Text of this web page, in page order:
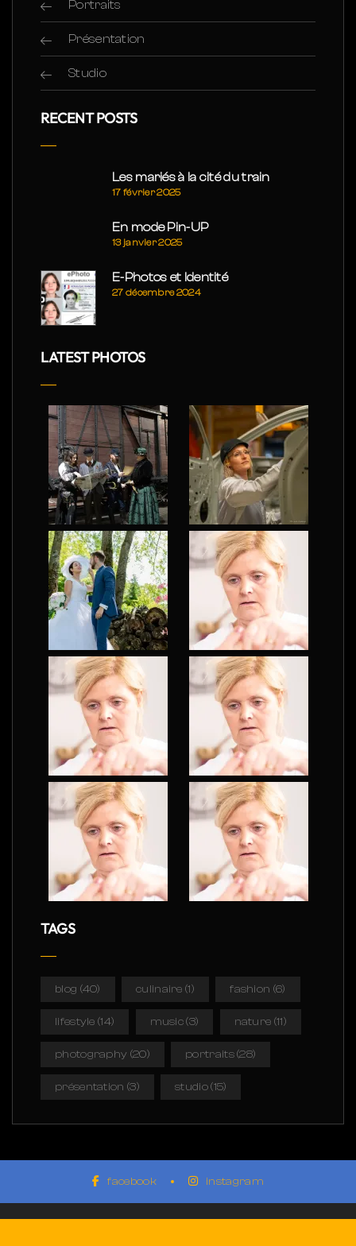
Portraits
Présentation
Studio
RECENT POSTS
Les mariés à la cité du train
17 février 2025
En mode Pin-UP
13 janvier 2025
E-Photos et Identité
27 décembre 2024
LATEST PHOTOS
TAGS
blog (40) culinaire (1) fashion (6)
lifestyle (14) music(3) nature (11)
photography (20) portraits(28)
présentation (3) studio(15)
facebook instagram